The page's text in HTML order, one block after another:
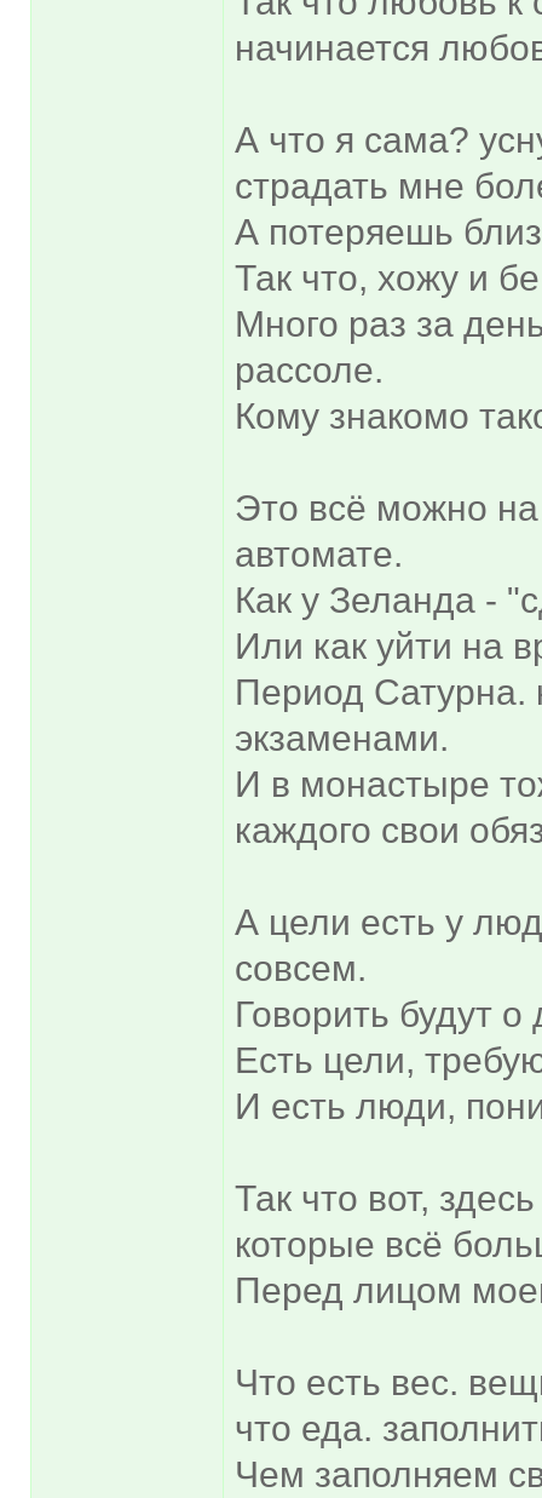
начинается
А что я сама?
страдать мне
А потеряешь
Так что, хожу и
Много раз за
рассоле.
Кому знакомо
Это всё можно
автомате.
Как у Зеланда -
Или как уйти на
Период Сатурна.
экзаменами.
И в монастыре
каждого свои
А цели есть у
совсем.
Говорить будут
Есть цели,
И есть люди,
Так что вот,
которые всё
Перед лицом
Что есть вес.
что еда.
Чем заполняем